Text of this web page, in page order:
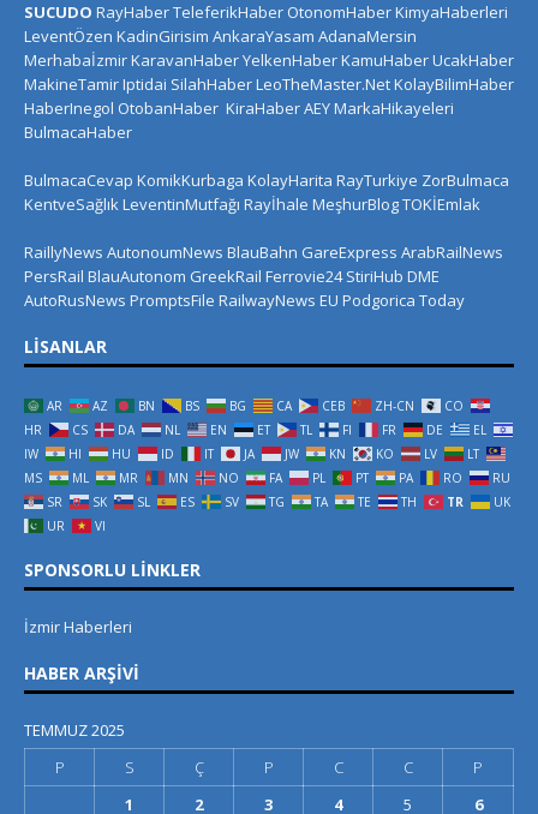
SUCUDO RayHaberTeleferikHaber OtonomHaberKimyaHaberleri
LeventÖzen KadinGirisim AnkaraYasam AdanaMersin
MerhabaİzmirKaravanHaberYelkenHaberKamuHaberUcakHaber
MakineTamirIptidai SilahHaberLeoTheMaster.NetKolayBilimHaber
HaberInegol OtobanHaber KiraHaberAEYMarkaHikayeleri
BulmacaHaber
BulmacaCevap KomikKurbaga KolayHarita RayTurkiye ZorBulmaca
KentveSağlıkLeventinMutfağı Rayİhale MeşhurBlogTOKİEmlak
RaillyNews AutonoumNews BlauBahn GareExpress ArabRailNews
PersRail BlauAutonom GreekRail Ferrovie24 StiriHub DME
AutoRusNews PromptsFile RailwayNews EU Podgorica Today
LISANLAR
AR AZ BN BS BG CA CEB ZH-CN
CO
HR
CS DA NL EN ET TL FI FR DE
EL
IW
HI HU ID IT JA JW KN KO LV
LT
MS
ML MR MN NO FA PL PT PA RO
RU
SR
SK SL ES SV TG TA TE TH TR
UK
UR
VI
SPONSORLU LINKLER
İzmir Haberleri
HABER ARŞIVI
TEMMUZ 2025
P
S Ç P C C
P
1
2 3 4 5 6